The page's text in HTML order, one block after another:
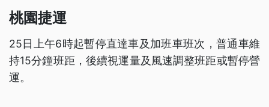
桃園捷運
25日上午6時起暫停直達車及加班車班次，普通車維
持15分鐘班距，後續視運量及風速調整班距或暫停營
運。